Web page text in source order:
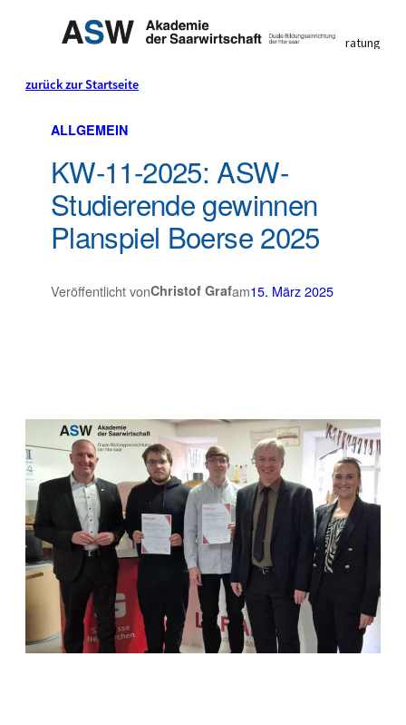
Individuelle Studienberatung
Dual studieren & Geld
verdienen
Mit der Wirtschaft für die Wirtschaft
zurück zur Startseite
ALLGEMEIN
KW-11-2025: ASW-
Studierende gewinnen
Planspiel Boerse 2025
Veröffentlicht vonChristof Grafam15. März 2025